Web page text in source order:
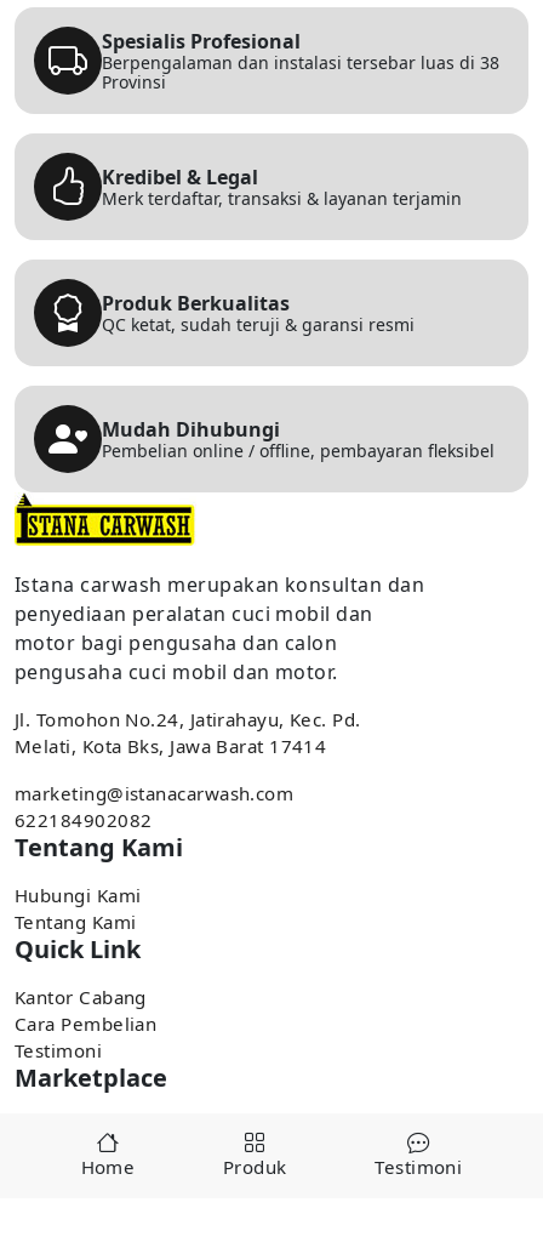
Spesialis Profesional
Berpengalaman dan instalasi tersebar luas di 38
Provinsi
Kredibel & Legal
Merk terdaftar, transaksi & layanan terjamin
Produk Berkualitas
QC ketat, sudah teruji & garansi resmi
Mudah Dihubungi
Pembelian online / offline, pembayaran fleksibel
Home Produk Testimoni
Istana carwash merupakan konsultan dan
penyediaan peralatan cuci mobil dan
motor bagi pengusaha dan calon
pengusaha cuci mobil dan motor.
Jl. Tomohon No.24, Jatirahayu, Kec. Pd.
Melati, Kota Bks, Jawa Barat 17414
marketing@istanacarwash.com
622184902082
Tentang Kami
Hubungi Kami
Tentang Kami
Quick Link
Kantor Cabang
Cara Pembelian
Testimoni
Marketplace
Pembelian tersedia di marketplace,
Tokopedia